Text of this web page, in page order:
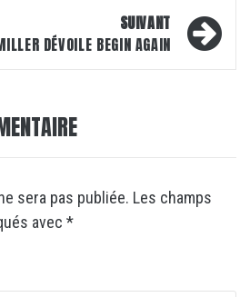
SUIVANT
DÉVOILE BEGIN AGAIN
sera pas publiée. Les champs
avec *